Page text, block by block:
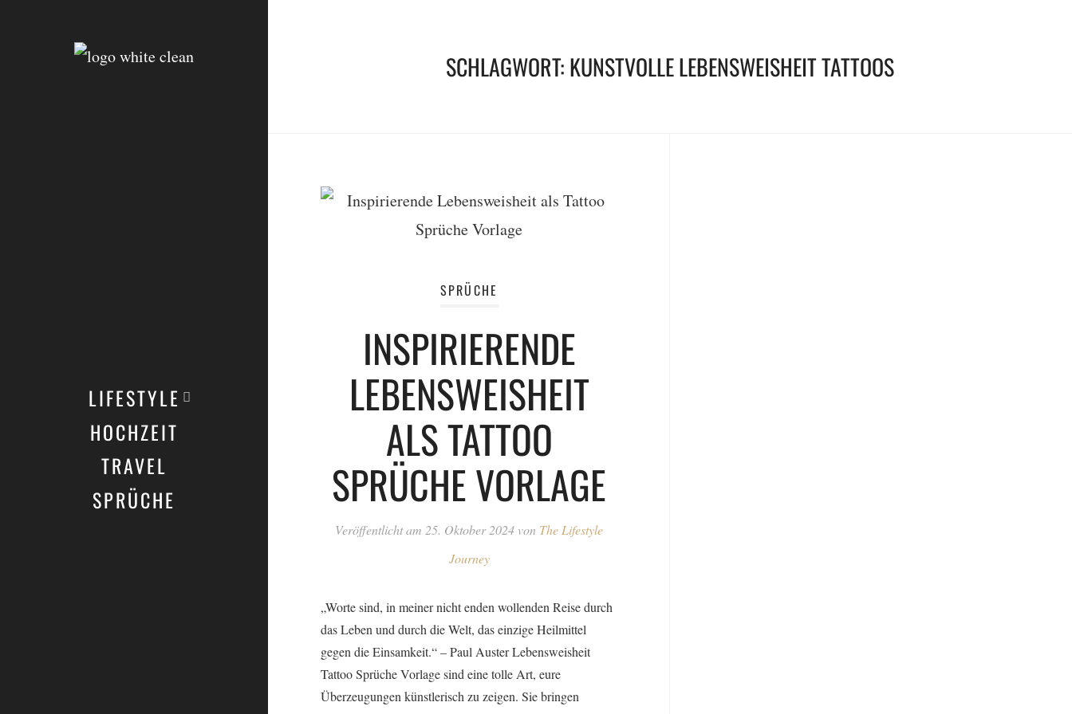
LIFESTYLE
HOCHZEIT
TRAVEL
SPRÜCHE
SCHLAGWORT:KUNSTVOLLE LEBENSWEISHEIT TATTOOS
SPRÜCHE
INSPIRIERENDE
LEBENSWEISHEIT
ALS TATTOO
SPRÜCHE VORLAGE
Veröffentlicht am 25. Oktober 2024 von The Lifestyle
Journey
„Worte sind, in meiner nicht enden wollenden Reise durch
das Leben und durch die Welt, das einzige Heilmittel
gegen die Einsamkeit.“ – Paul Auster Lebensweisheit
Tattoo Sprüche Vorlage sind eine tolle Art, eure
Überzeugungen künstlerisch zu zeigen. Sie bringen